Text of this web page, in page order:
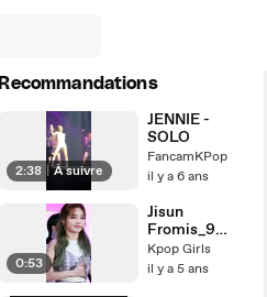
Recommandations
2:38 À suivre
JENNIE -
SOLO
FancamKPop
il y a 6 ans
0:53
Jisun
Fromis_9
focus - Kpop
Girls
Kpop Girls
il y a 5 ans